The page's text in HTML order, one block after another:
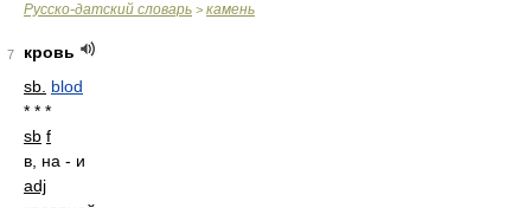
Русско-датский словарь > камень
7
кровь
sb. blod
* * *
sb f
в, на - и
adj